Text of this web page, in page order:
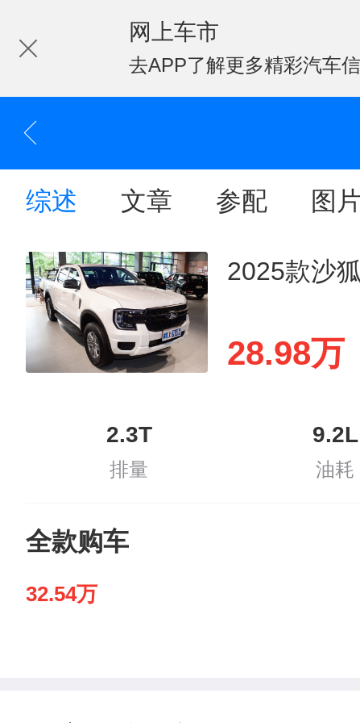
网上车市
去APP了解更多精彩汽车
综述 文章 参配 图
2025款沙
28.98万
2.3T
排量
9.2L
油耗
全款购车
32.54万